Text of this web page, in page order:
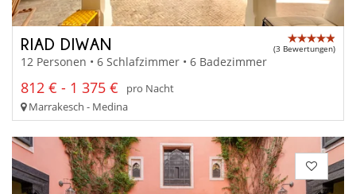
RIAD DIWAN (3 Bewertungen)
12 Personen • 6 Schlafzimmer • 6 Badezimmer
812 € - 1 375 €
pro Nacht
Marrakesch - Medina